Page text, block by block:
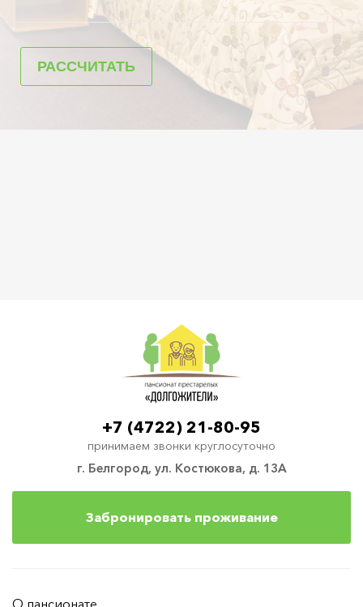
г. Белгород, ул. Костюкова, д. 13А
+7 (4722) 21-80-95
принимаем звонки круглосуточно
Забронировать проживание
О пансионате